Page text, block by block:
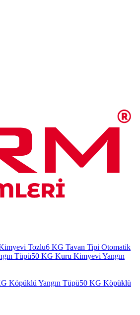
Tozlu6 KG Tavan Tipi Otomatik
Tüpü50 KG Kuru Kimyevi Yangın
Köpüklü Yangın Tüpü50 KG Köpüklü